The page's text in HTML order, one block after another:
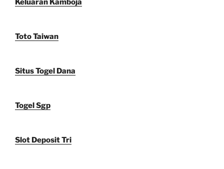
Keluaran Kamboja
Toto Taiwan
Situs Togel Dana
Togel Sgp
Slot Deposit Tri